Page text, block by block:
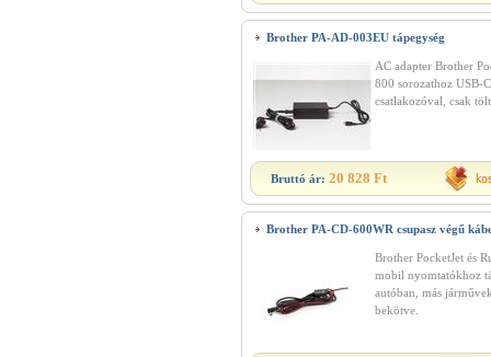
Brother PA-AD-003EU tápegység
AC adapter Brother
800 sorozathoz USB-C
csatlakozóval, csak
Bruttó ár: 20 828 Ft
Brother PA-CD-600WR csupasz végű
Brother PocketJet és
mobil nyomtatókhoz
autóban, más
bekötve.